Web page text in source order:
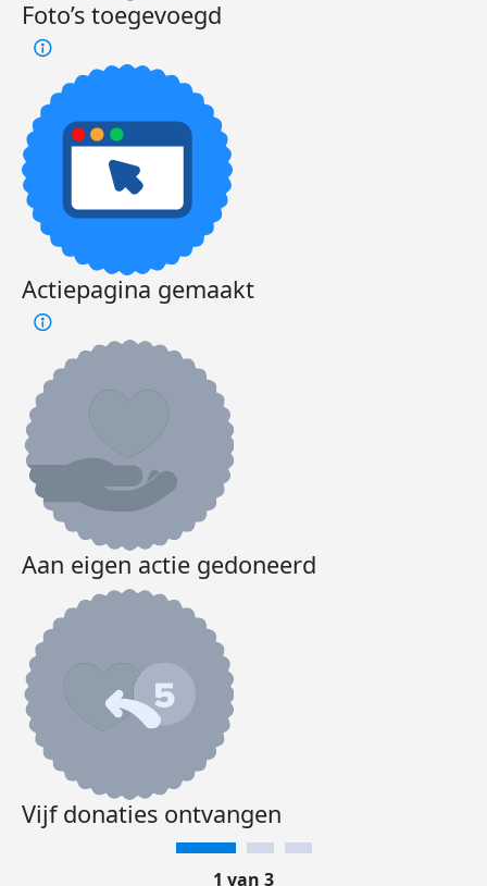
Foto’s toegevoegd
Actiepagina gemaakt
Aan eigen actie gedoneerd
Vijf donaties ontvangen
1 van 3